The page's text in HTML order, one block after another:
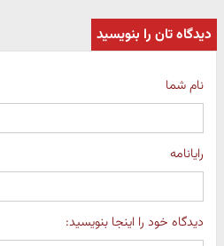
دیدگاه تان را بنویسید
نام شما
رایانامه
دیدگاه خود را اینجا بنویسید: